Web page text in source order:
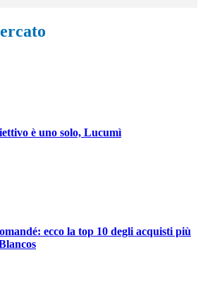
è uno solo, Lucumì
ecco la top 10 degli acquisti più